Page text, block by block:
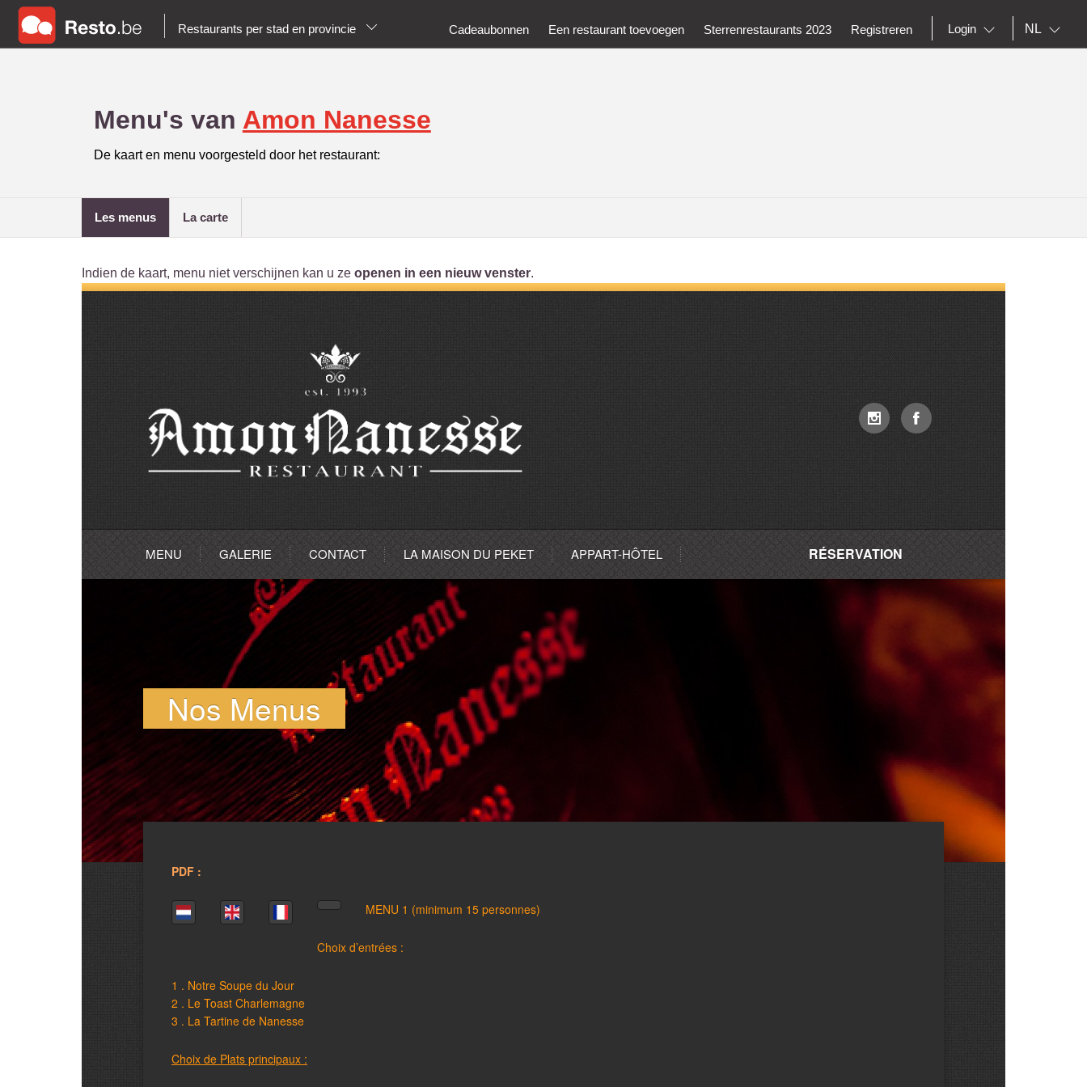
Restaurants per stad en provincie Cadeaubonnen Een restaurant toevoegen Sterrenrestaurants 2023 Registreren Login NL
Menu's van Amon Nanesse
De kaart en menu voorgesteld door het restaurant:
les menus la carte
Indien de kaart, menu niet verschijnen kan u ze openen in een nieuw venster.